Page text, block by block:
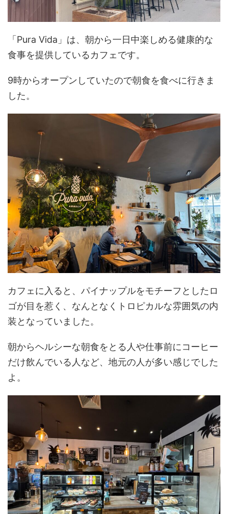
「Pura Vida」は、朝から一日中楽しめる健康的な
食事を提供しているカフェです。
9時からオープンしていたので朝食を食べに行きま
した。
カフェに入ると、パイナップルをモチーフとしたロ
ゴが目を惹く、なんとなくトロピカルな雰囲気の内
装となっていました。
朝からヘルシーな朝食をとる人や仕事前にコーヒー
だけ飲んでいる人など、地元の人が多い感じでした
よ。